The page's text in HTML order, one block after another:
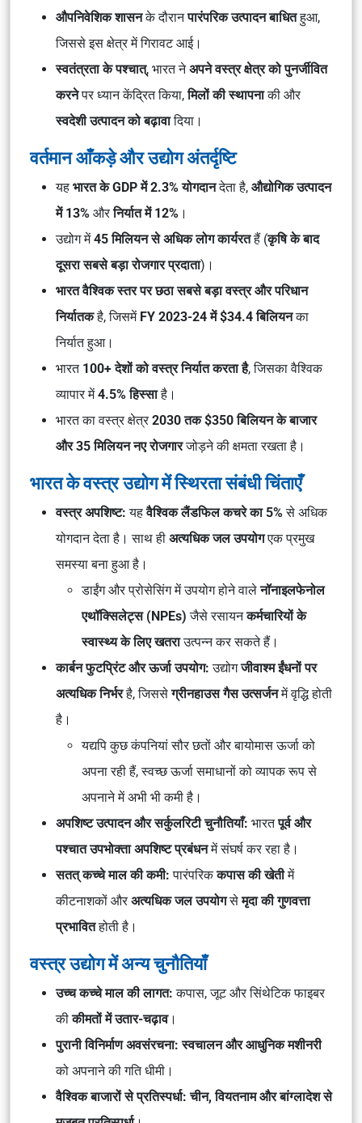
औपनिवेशिक शासनके दौरानपारंपरिक उत्पादन बाधितहुआ,
जिससे इस क्षेत्र में गिरावट आई।
स्वतंत्रता के पश्चात्, भारत नेअपने वस्त्र क्षेत्र को पुनर्जीवित
करनेपर ध्यान केंद्रित किया,मिलों की स्थापनाकी और
स्वदेशी उत्पादन को बढ़ावादिया।
वर्तमान आँकड़े और उद्योग अंतर्दृष्टि
यह भारत के GDP में 2.3% योगदानदेता है, औद्योगिक उत्पादन
में 13% औरनिर्यात में 12% ।
उद्योग में45 मिलियन से अधिक लोग कार्यरतहैं (कृषि के बाद
दूसरा सबसे बड़ा रोजगार प्रदाता)।
भारत वैश्विक स्तर पर छठा सबसे बड़ा वस्त्र और परिधान
निर्यातकहै, जिसमें FY 2023-24 में $34.4 बिलियनका
निर्यात हुआ।
भारत 100+ देशों को वस्त्र निर्यात करता है, जिसका वैश्विक
व्यापार में4.5% हिस्साहै।
भारत का वस्त्र क्षेत्र 2030 तक $350 बिलियन के बाजार
और 35 मिलियन नए रोजगारजोड़ने की क्षमता रखता है।
भारत के वस्त्र उद्योग में स्थिरता संबंधी चिंताएँ
वस्त्र अपशिष्ट: यहवैश्विक लैंडफिल कचरे का 5%से अधिक
योगदान देता है। साथ ही अत्यधिक जल उपयोगएक प्रमुख
समस्या बना हुआ है।
डाईंग और प्रोसेसिंग में उपयोग होने वालेनॉनाइलफेनोल
एथॉक्सिलेट्स (NPEs) जैसे रसायनकर्मचारियों के
स्वास्थ्य के लिए खतराउत्पन्न कर सकते हैं।
कार्बन फुटप्रिंट और ऊर्जा उपयोग: उद्योगजीवाश्म ईंधनों पर
अत्यधिक निर्भरहै, जिससेग्रीनहाउस गैस उत्सर्जनमें वृद्धि होती
है।
यद्यपि कुछ कंपनियां सौर छतों और बायोमास ऊर्जा को
अपना रही हैं, स्वच्छ ऊर्जा समाधानों को व्यापक रूप से
अपनाने में अभी भी कमी है।
अपशिष्ट उत्पादन और सर्कुलरिटी चुनौतियाँ: भारतपूर्व और
पश्चात उपभोक्ता अपशिष्ट प्रबंधनमें संघर्ष कर रहा है।
सतत् कच्चे माल की कमी: पारंपरिककपास की खेतीमें
कीटनाशकों और अत्यधिक जल उपयोगसेमृदा की गुणवत्ता
प्रभावितहोती है।
वस्त्र उद्योग में अन्य चुनौतियाँ
उच्च कच्चे माल की लागत: कपास, जूट और सिंथेटिक फाइबर
कीकीमतों में उतार-चढ़ाव।
पुरानी विनिर्माण अवसंरचना: स्वचालन और आधुनिक मशीनरी
को अपनाने की गति धीमी।
वैश्विक बाजारों से प्रतिस्पर्धा: चीन, वियतनाम और बांग्लादेश से